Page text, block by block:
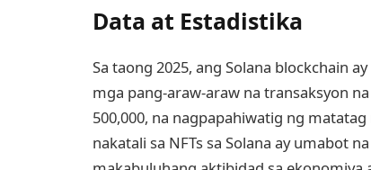
Data at Estadistika
Sa taong 2025, ang Solana blockchain
mga pang-araw-araw na transaksyon
500,000, na nagpapahiwatig ng
nakatali sa NFTs sa Solana ay umabot